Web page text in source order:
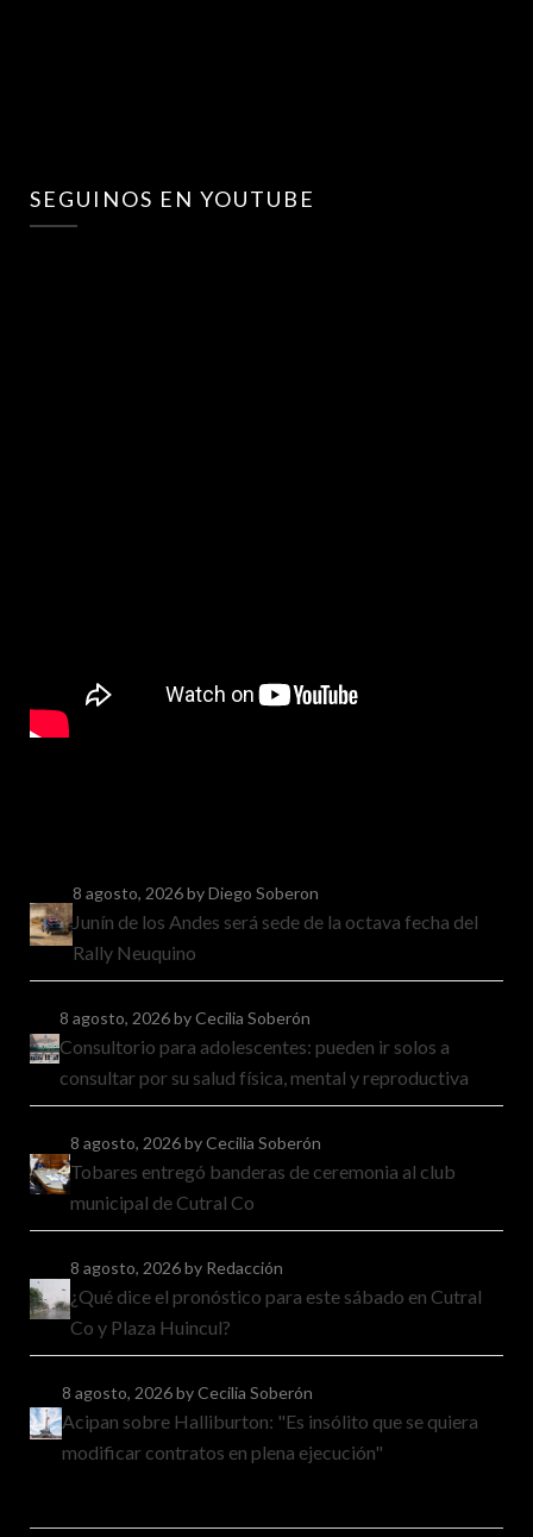
SEGUINOS EN YOUTUBE
8 agosto, 2026by Diego Soberon
Junín de los Andes será sede de la octava fecha del
Rally Neuquino
8 agosto, 2026by Cecilia Soberón
Consultorio para adolescentes: pueden ir solos a
consultar por su salud física, mental y reproductiva
8 agosto, 2026by Cecilia Soberón
Tobares entregó banderas de ceremonia al club
municipal de Cutral Co
8 agosto, 2026by Redacción
¿Qué dice el pronóstico para este sábado en Cutral
Co y Plaza Huincul?
8 agosto, 2026by Cecilia Soberón
Acipan sobre Halliburton: "Es insólito que se quiera
modificar contratos en plena ejecución"